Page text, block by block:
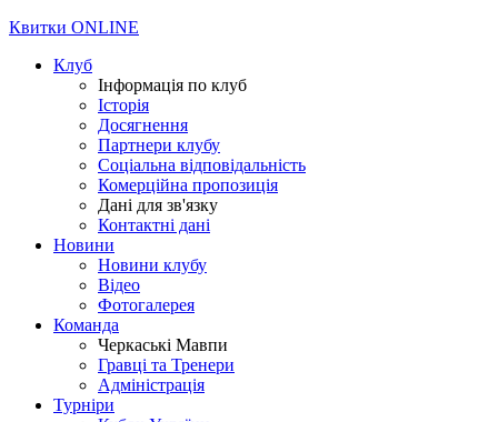
Квитки ONLINE
Клуб
Інформація по клуб
Історія
Досягнення
Партнери клубу
Соціальна відповідальність
Комерційна пропозиція
Дані для зв'язку
Контактні дані
Новини
Новини клубу
Відео
Фотогалерея
Команда
Черкаські Мавпи
Гравці та Тренери
Адміністрація
Турніри